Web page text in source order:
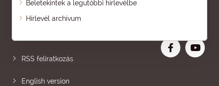
Beletekintek a legutóbbi hírlevélbe
Hírlevél archívum
Oldaltérkép
RSS feliratkozás
English version